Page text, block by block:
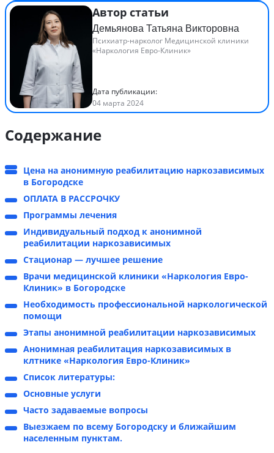
Автор статьи
Демьянова Татьяна Викторовна
Психиатр-нарколог Медицинской клиники
«Наркология Евро-Клиник»
Дата публикации:
04 марта 2024
Содержание
Цена на анонимную реабилитацию наркозависимых
в Богородске
ОПЛАТА В РАССРОЧКУ
Программы лечения
Индивидуальный подход к анонимной
реабилитации наркозависимых
Стационар — лучшее решение
Врачи медицинской клиники «Наркология Евро-
Клиник» в Богородске
Необходимость профессиональной наркологической
помощи
Этапы анонимной реабилитации наркозависимых
Анонимная реабилитация наркозависимых в
клтнике «Наркология Евро-Клиник»
Список литературы:
Основные услуги
Часто задаваемые вопросы
Выезжаем по всему Богородску и ближайшим
населенным пунктам.